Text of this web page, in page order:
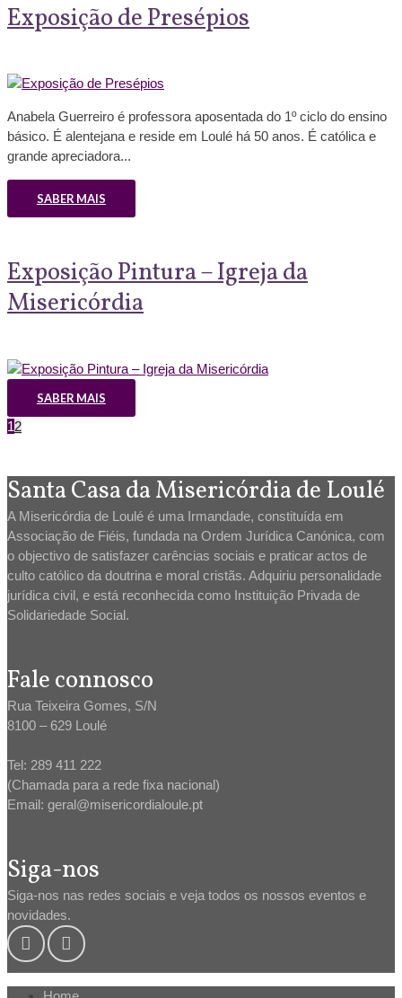
Exposição de Presépios
Anabela Guerreiro é professora aposentada do 1º ciclo do ensino
básico. É alentejana e reside em Loulé há 50 anos. É católica e
grande apreciadora...
SABER MAIS
Exposição Pintura – Igreja da
Misericórdia
SABER MAIS
12
Santa Casa da Misericórdia de Loulé
A Misericórdia de Loulé é uma Irmandade, constituída em
Associação de Fiéis, fundada na Ordem Jurídica Canónica, com
o objectivo de satisfazer carências sociais e praticar actos de
culto católico da doutrina e moral cristãs. Adquiriu personalidade
jurídica civil, e está reconhecida como Instituição Privada de
Solidariedade Social.
Fale connosco
Rua Teixeira Gomes, S/N
8100 – 629 Loulé
Tel: 289 411 222
(Chamada para a rede fixa nacional)
Email: geral@misericordialoule.pt
Siga-nos
Siga-nos nas redes sociais e veja todos os nossos eventos e
novidades.